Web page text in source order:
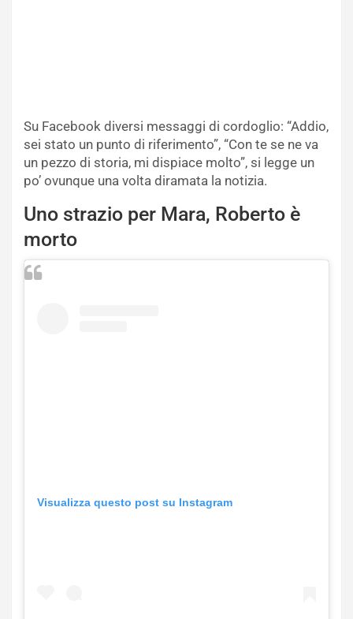
Su Facebook diversi messaggi di cordoglio: “Addio,
sei stato un punto di riferimento”, “Con te se ne va
un pezzo di storia, mi dispiace molto”, si legge un
po’ ovunque una volta diramata la notizia.
Uno strazio per Mara, Roberto è
morto
Visualizza questo post su Instagram